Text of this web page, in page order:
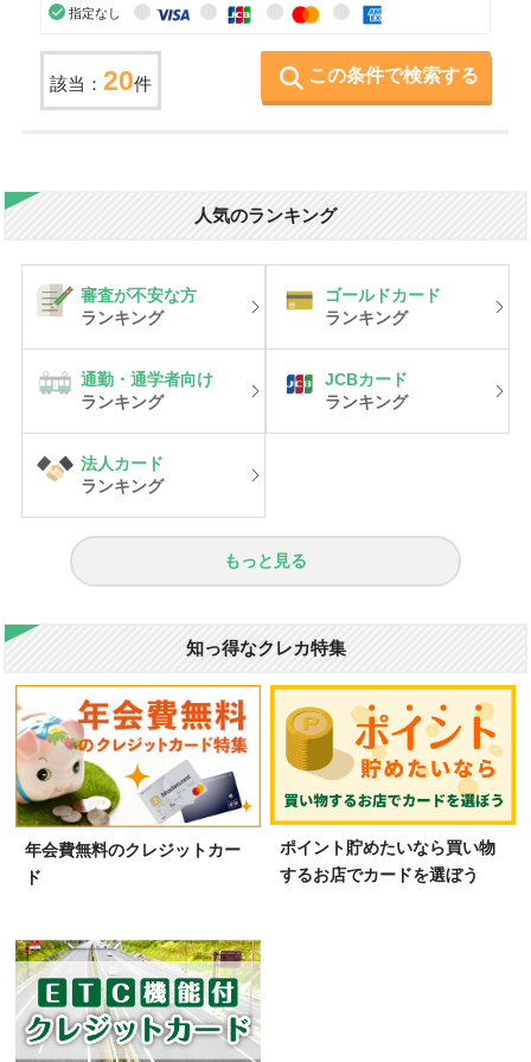
指定なし
この条件で検索する
該当：20件
人気のランキング
審査が不安な方
ランキング
ゴールドカード
ランキング
通勤・通学者向け
ランキング
JCBカード
ランキング
法人カード
ランキング
もっと見る
知っ得なクレカ特集
年会費無料のクレジットカー
ド
ポイント貯めたいなら買い物
するお店でカードを選ぼう